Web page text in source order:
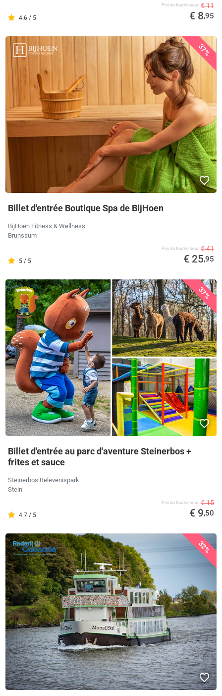
4.6 / 5
Prix ​​du fournisseur € 11
€ 8,95
37%
Billet d'entrée Boutique Spa de BijHoen
BijHoen Fitness & Wellness
Brunssum
5 / 5
Prix ​​du fournisseur € 41
€ 25,95
37%
Billet d'entrée au parc d'aventure Steinerbos +
frites et sauce
Steinerbos Belevenispark
Stein
4.7 / 5
Prix ​​du fournisseur € 15
€ 9,50
32%